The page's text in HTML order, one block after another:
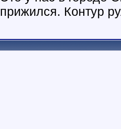
прижился. Контур